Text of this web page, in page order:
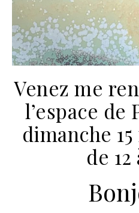
Venez me
l’espace de
dimanche
de 12